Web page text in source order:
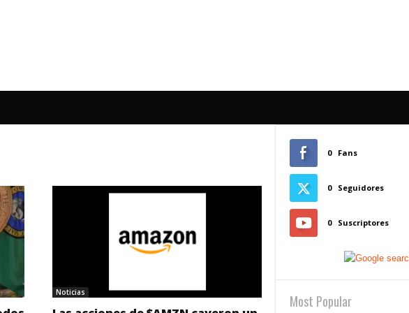
Noticias
0 Fans
0 Seguidores
0 Suscriptores
Most Popular